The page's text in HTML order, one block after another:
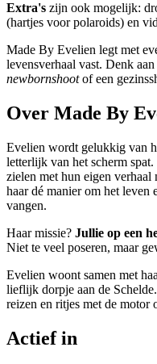
Extra's zijn ook mogelijk:
(hartjes voor polaroids) en
Made By Evelien legt met
levensverhaal vast. Denk
newbornshootof een
Over Made By
Evelien wordt gelukkig van
letterlijk van het scherm
zielen met hun eigen
haar dé manier om het leven
vangen.
Haar missie? Jullie op een
Niet te veel poseren, maar
Evelien woont samen met
lieflijk dorpje aan de
reizen en ritjes met de motor
Actief in